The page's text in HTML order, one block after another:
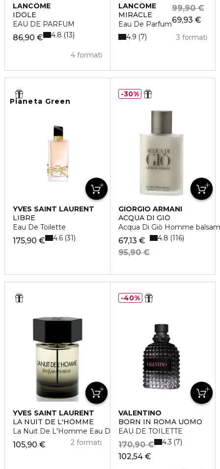
LANCÔME
IDÔLE
EAU DE PARFUM
86,90 €
4 formati
4.8 13
LANCÔME
MIRACLE
Eau De Parfum69,93 €
99,90 €
3 formati
4.9 7
Pianeta Green
YVES SAINT LAURENT
LIBRE
Eau De Toilette
175,90 € 4.6 31
GIORGIO ARMANI
ACQUA DI GIÒ
Acqua Di Giò Homme
67,13 €
95,90 €
4.8 116
30%
YVES SAINT LAURENT
LA NUIT DE L'HOMME
La Nuit De L'Homme Eau De Toilette
105,90 € 2 formati
VALENTINO
BORN IN ROMA UOMO
EAU DE TOILETTE
102,54 €
170,90 € 4.3 7
40%